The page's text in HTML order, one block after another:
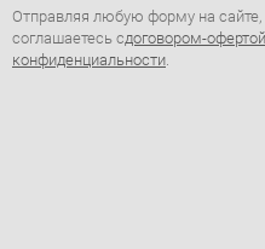
Отправляя любую форму на
соглашаетесь сдоговором-офертой
конфиденциальности.